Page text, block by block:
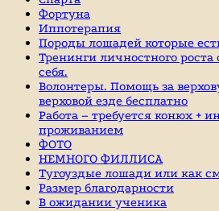
Фортуна
Иппотерапия
Породы лошадей которые
Тренинги личностного
себя.
Волонтеры. Помощь за
верховой езде бесплатно
Работа – требуется конюх +
проживанием
ФОТО
НЕМНОГО ФИЛЛИСА
Тугоуздые лошади или как
Размер благодарности
В ожидании ученика